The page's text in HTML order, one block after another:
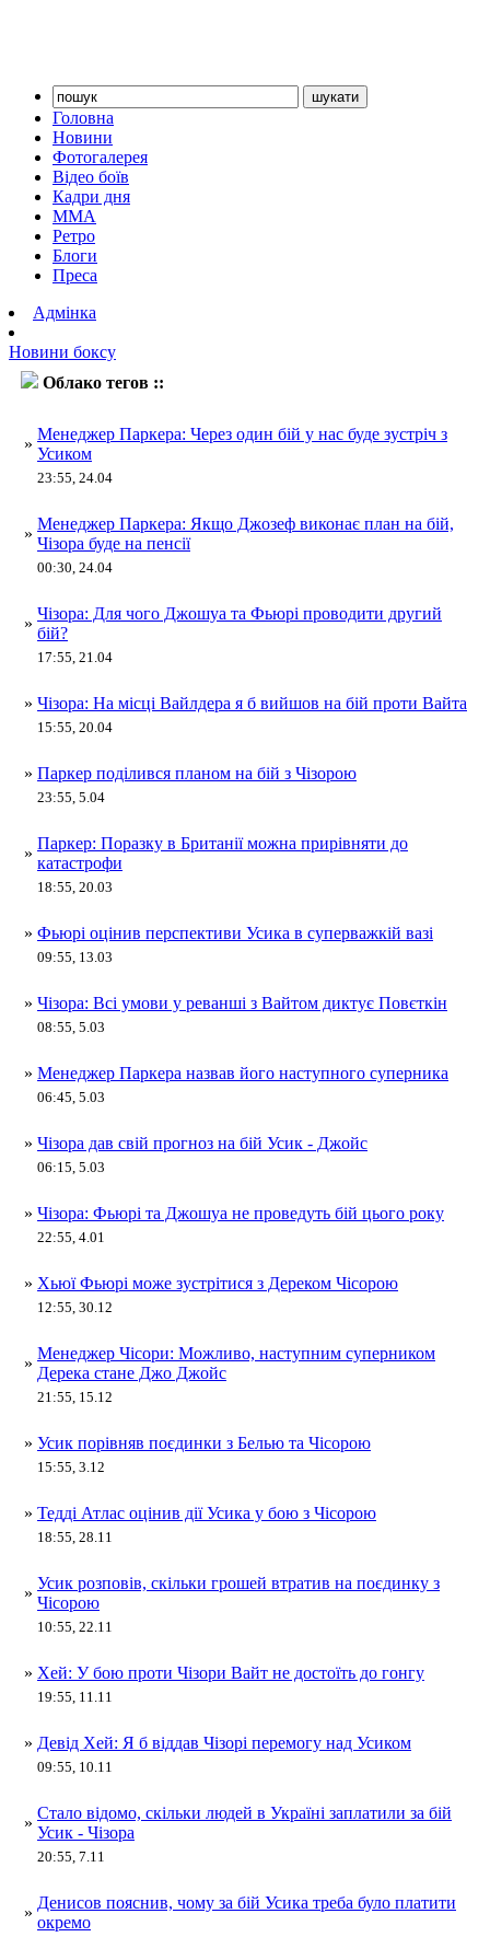
Головна
Новини
Фотогалерея
Відео боїв
Кадри дня
ММА
Ретро
Блоги
Преса
Адмінка
Новини боксу
Облако тегов ::
»
Менеджер Паркера: Через один бій у нас буде зустріч з
Усиком
23:55, 24.04
»
Менеджер Паркера: Якщо Джозеф виконає план на бій,
Чізора буде на пенсії
00:30, 24.04
»
Чізора: Для чого Джошуа та Фьюрі проводити другий
бій?
17:55, 21.04
» Чізора: На місці Вайлдера я б вийшов на бій проти Вайта
15:55, 20.04
» Паркер поділився планом на бій з Чізорою
23:55, 5.04
»
Паркер: Поразку в Британії можна прирівняти до
катастрофи
18:55, 20.03
» Фьюрі оцінив перспективи Усика в суперважкій вазі
09:55, 13.03
» Чізора: Всі умови у реванші з Вайтом диктує Повєткін
08:55, 5.03
» Менеджер Паркера назвав його наступного суперника
06:45, 5.03
» Чізора дав свій прогноз на бій Усик - Джойс
06:15, 5.03
» Чізора: Фьюрі та Джошуа не проведуть бій цього року
22:55, 4.01
» Хьюї Фьюрі може зустрітися з Дереком Чісорою
12:55, 30.12
»
Менеджер Чісори: Можливо, наступним суперником
Дерека стане Джо Джойс
21:55, 15.12
» Усик порівняв поєдинки з Белью та Чісорою
15:55, 3.12
» Тедді Атлас оцінив дії Усика у бою з Чісорою
18:55, 28.11
»
Усик розповів, скільки грошей втратив на поєдинку з
Чісорою
10:55, 22.11
» Хей: У бою проти Чізори Вайт не достоїть до гонгу
19:55, 11.11
» Девід Хей: Я б віддав Чізорі перемогу над Усиком
09:55, 10.11
»
Стало відомо, скільки людей в Україні заплатили за бій
Усик - Чізора
20:55, 7.11
»
Денисов пояснив, чому за бій Усика треба було платити
окремо